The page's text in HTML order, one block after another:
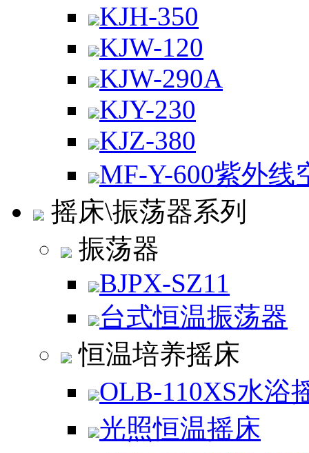
KJH-350
KJW-120
KJW-290A
KJY-230
KJZ-380
MF-Y-600紫外
摇床\振荡器系列
振荡器
BJPX-SZ11
台式恒温振荡器
恒温培养摇床
OLB-110XS水浴
光照恒温摇床